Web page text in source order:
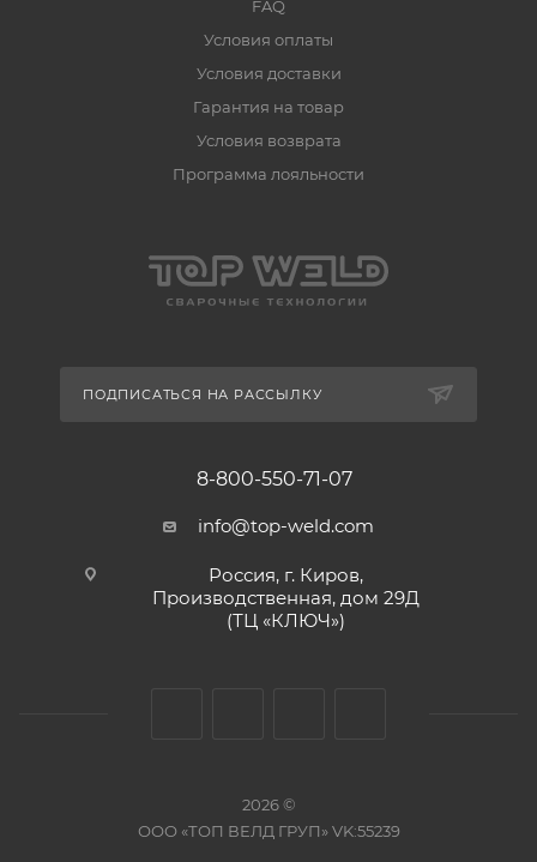
FAQ
Условия оплаты
Условия доставки
Гарантия на товар
Условия возврата
Программа лояльности
ПОДПИСАТЬСЯ НА РАССЫЛКУ
8-800-550-71-07
info@top-weld.com
Россия, г. Киров,
Производственная, дом 29Д
(ТЦ «КЛЮЧ»)
2026 ©
ООО «ТОП ВЕЛД ГРУП»VK:55239